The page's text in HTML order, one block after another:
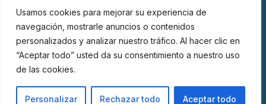
Usamos cookies para mejorar su experiencia de
navegación, mostrarle anuncios o contenidos
personalizados y analizar nuestro tráfico. Al hacer clic en
“Aceptar todo” usted da su consentimiento a nuestro uso
de las cookies.
Personalizar Rechazar todo Aceptar todo
© 2026 AFIBROM. Todos los derechos reservados.